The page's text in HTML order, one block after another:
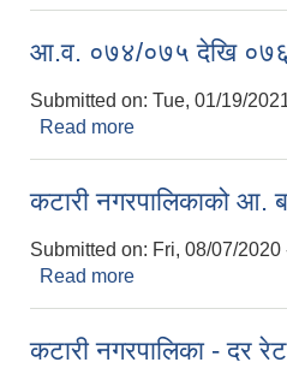
आ.व. ०७४/०७५ देखि ०७६/
Submitted on: Tue, 01/19/
Read more
कटारी नगरपालिकाको आ.
Submitted on: Fri, 08/07/2020
Read more
कटारी नगरपालिका - दर